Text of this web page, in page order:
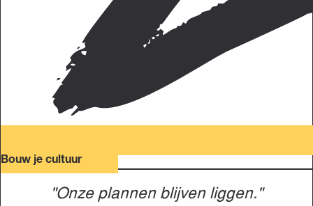
Bouw je cultuur
"Onze plannen blijven liggen."